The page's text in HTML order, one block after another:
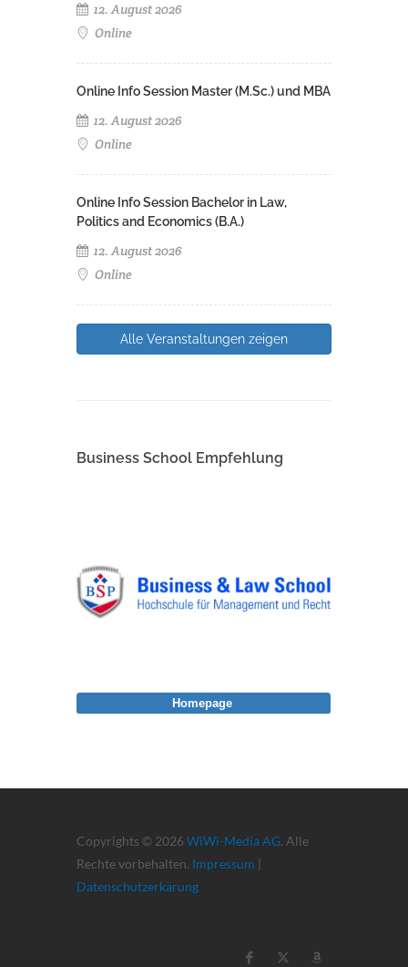
12. August 2026
Online
Online Info Session Master (M.Sc.) und MBA
12. August 2026
Online
Online Info Session Bachelor in Law,
Politics and Economics (B.A.)
12. August 2026
Online
Alle Veranstaltungen zeigen
Business School Empfehlung
Copyrights © 2026 WiWi-Media AG. Alle
Rechte vorbehalten. Impressum |
Datenschutzerkärung
Homepage